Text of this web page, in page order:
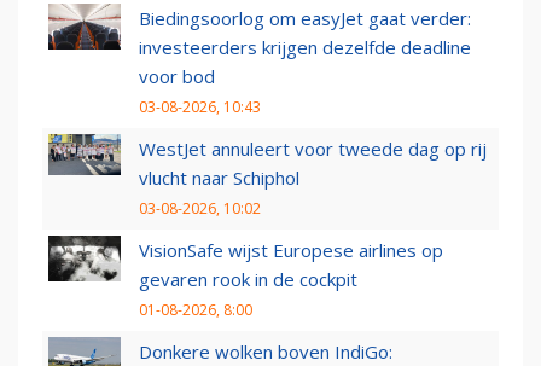
Biedingsoorlog om easyJet gaat verder:
investeerders krijgen dezelfde deadline
voor bod
03-08-2026, 10:43
WestJet annuleert voor tweede dag op rij
vlucht naar Schiphol
03-08-2026, 10:02
VisionSafe wijst Europese airlines op
gevaren rook in de cockpit
01-08-2026, 8:00
Donkere wolken boven IndiGo: